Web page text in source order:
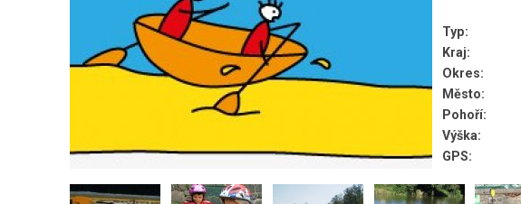
Typ:
Kraj:
Okres:
Město:
Pohoří:
Výška:
GPS: